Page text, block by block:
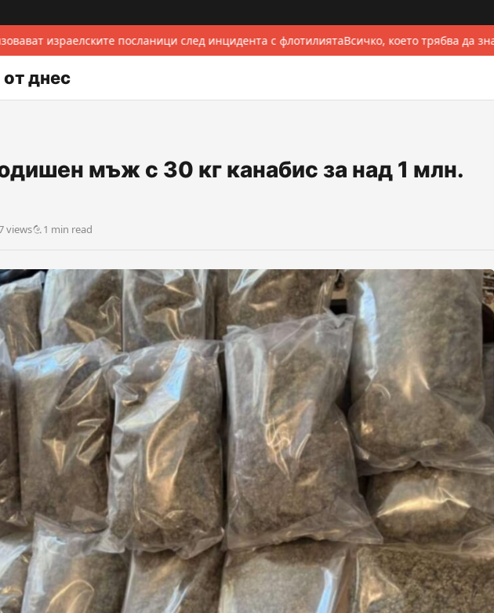
израелските посланици след инцидента с флотилиятаВсичко, което трябва да
днес
мъж с 30 кг канабис за над 1 млн.
views 1 min read